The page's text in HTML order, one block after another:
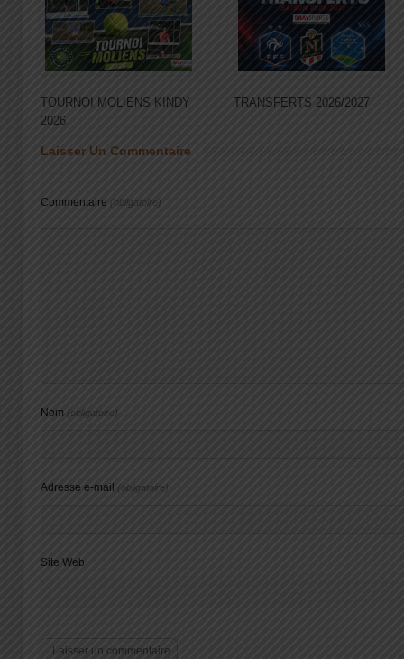
TOURNOI MOLIENS KINDY
2026
TRANSFERTS 2026/2027
Laisser Un Commentaire
Commentaire (obligatoire)
Nom (obligatoire)
Adresse e-mail (obligatoire)
Site Web